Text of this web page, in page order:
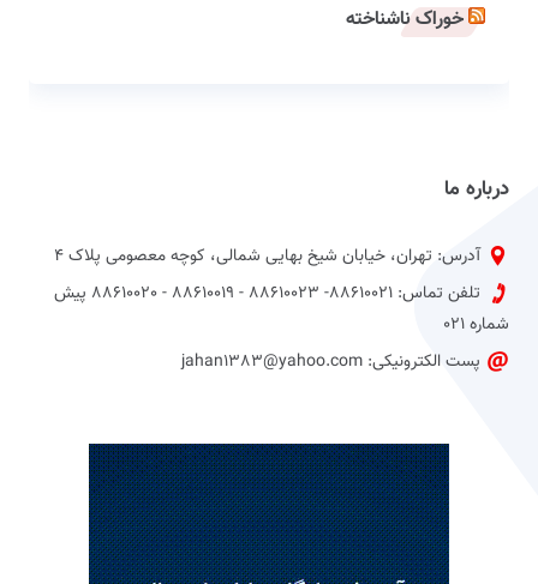
خوراک ناشناخته
درباره ما
آدرس: تهران، خیابان شیخ بهایی شمالی، کوچه معصومی پلاک 4
تلفن تماس: 88610021- 88610023 - 88610019 - 88610020 پیش
شماره 021
پست الکترونیکی: jahan1383@yahoo.com